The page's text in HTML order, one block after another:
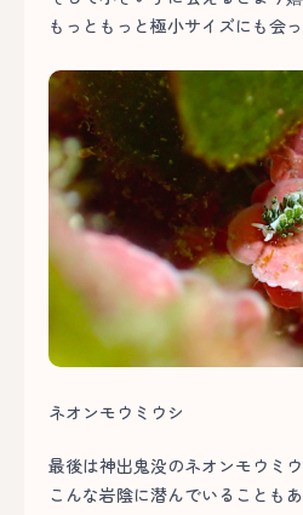
もっともっと極小サイズにも会
ネオンモウミウシ
最後は神出鬼没のネオンモウミ
こんな岩陰に潜んでいることも